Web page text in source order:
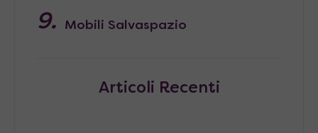
Mobili Salvaspazio
Articoli Recenti